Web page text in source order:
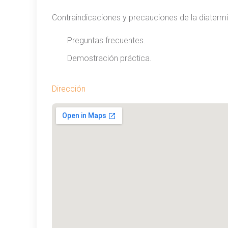
Contraindicaciones y precauciones de la
Preguntas frecuentes.
Demostración práctica.
Dirección